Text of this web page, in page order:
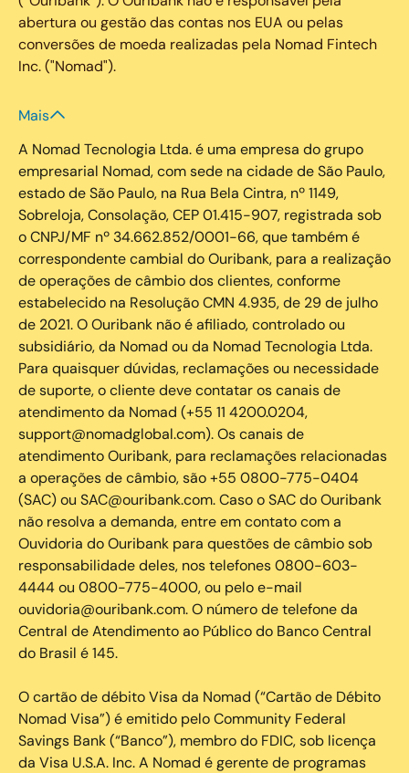
abertura ou gestão das contas nos EUA ou pelas
conversões de moeda realizadas pela Nomad Fintech
Inc. ("Nomad").
Mais
A Nomad Tecnologia Ltda. é uma empresa do grupo
empresarial Nomad, com sede na cidade de São Paulo,
estado de São Paulo, na Rua Bela Cintra, nº 1149,
Sobreloja, Consolação, CEP 01.415-907, registrada sob
o CNPJ/MF nº 34.662.852/0001-66, que também é
correspondente cambial do Ouribank, para a realização
de operações de câmbio dos clientes, conforme
estabelecido na Resolução CMN 4.935, de 29 de julho
de 2021. O Ouribank não é afiliado, controlado ou
subsidiário, da Nomad ou da Nomad Tecnologia Ltda.
Para quaisquer dúvidas, reclamações ou necessidade
de suporte, o cliente deve contatar os canais de
atendimento da Nomad (+55 11 4200.0204,
support@nomadglobal.com). Os canais de
atendimento Ouribank, para reclamações relacionadas
a operações de câmbio, são +55 0800-775-0404
(SAC) ou SAC@ouribank.com. Caso o SAC do Ouribank
não resolva a demanda, entre em contato com a
Ouvidoria do Ouribank para questões de câmbio sob
responsabilidade deles, nos telefones 0800-603-
4444 ou 0800-775-4000, ou pelo e-mail
ouvidoria@ouribank.com. O número de telefone da
Central de Atendimento ao Público do Banco Central
do Brasil é 145.
O cartão de débito Visa da Nomad (“Cartão de Débito
Nomad Visa”) é emitido pelo Community Federal
Savings Bank (“Banco”), membro do FDIC, sob licença
da Visa U.S.A. Inc. A Nomad é gerente de programas